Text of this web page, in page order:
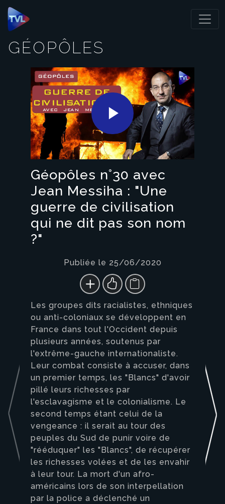
Panneau de gestion des cookies
GÉOPÔLES
Play
Video
Géopôles n°30 avec
Jean Messiha : "Une
guerre de civilisation
qui ne dit pas son nom
?"
Publiée le 25/06/2020
Les groupes dits racialistes, ethniques
ou anti-coloniaux se développent en
France dans tout l'Occident depuis
plusieurs années, soutenus par
l'extrême-gauche internationaliste.
Leur combat consiste à accuser, dans
un premier temps, les "Blancs" d'avoir
pillé leurs richesses par
l'esclavagisme et le colonialisme. Le
second temps étant celui de la
vengeance : il serait au tour des
peuples du Sud de punir voire de
"rééduquer" les "Blancs", de récupérer
les richesses volées et de les envahir
à leur tour. La mort d'un afro-
américains lors de son interpellation
par la police a déclenché un